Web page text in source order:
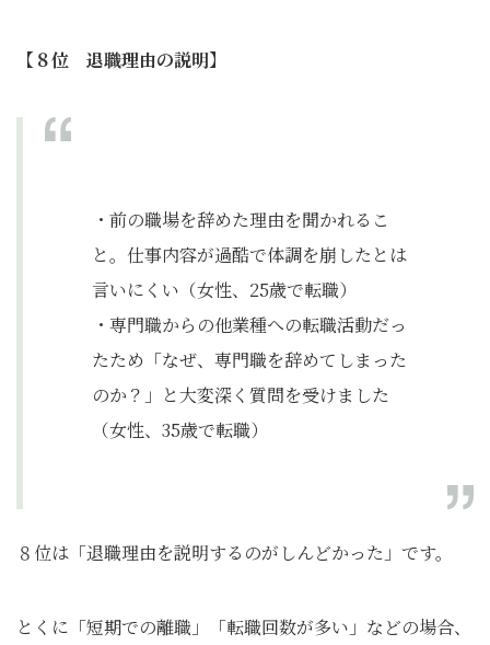
【８位 退職理由の説明】
・前の職場を辞めた理由を聞かれるこ
と。仕事内容が過酷で体調を崩したとは
言いにくい（女性、25歳で転職）
・専門職からの他業種への転職活動だっ
たため「なぜ、専門職を辞めてしまった
のか？」と大変深く質問を受けました
（女性、35歳で転職）
８位は「退職理由を説明するのがしんどかった」です。
とくに「短期での離職」「転職回数が多い」などの場合、